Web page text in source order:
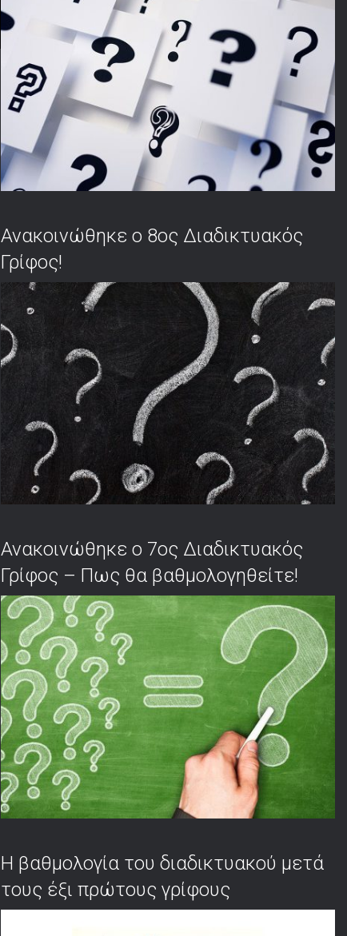
Ανακοινώθηκε ο 8ος Διαδικτυακός
Γρίφος!
Ανακοινώθηκε ο 7ος Διαδικτυακός
Γρίφος – Πως θα βαθμολογηθείτε!
Η βαθμολογία του διαδικτυακού μετά
τους έξι πρώτους γρίφους